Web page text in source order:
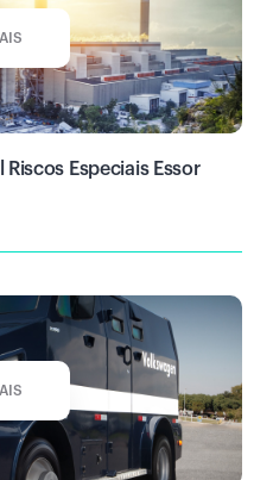
Especiais Essor